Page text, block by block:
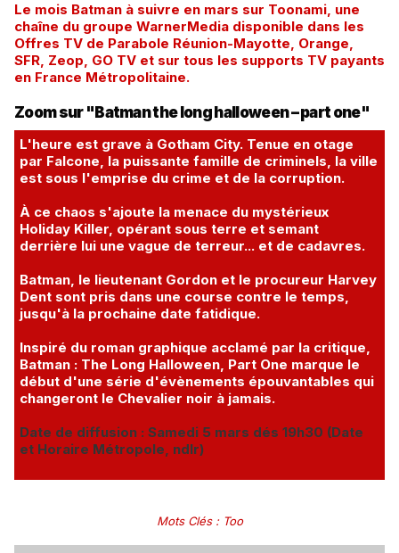
Le mois Batman à suivre en mars sur Toonami, une
chaîne du groupe WarnerMedia disponible dans les
Offres TV de Parabole Réunion-Mayotte, Orange,
SFR, Zeop, GO TV et sur tous les supports TV payants
en France Métropolitaine.
Zoom sur "Batman the long halloween – part one"
L'heure est grave à Gotham City. Tenue en otage
par Falcone, la puissante famille de criminels, la ville
est sous l'emprise du crime et de la corruption.
À ce chaos s'ajoute la menace du mystérieux
Holiday Killer, opérant sous terre et semant
derrière lui une vague de terreur... et de cadavres.
Batman, le lieutenant Gordon et le procureur Harvey
Dent sont pris dans une course contre le temps,
jusqu'à la prochaine date fatidique.
Inspiré du roman graphique acclamé par la critique,
Batman : The Long Halloween, Part One marque le
début d'une série d'évènements épouvantables qui
changeront le Chevalier noir à jamais.
Date de diffusion : Samedi 5 mars dés 19h30 (Date
et Horaire Métropole, ndlr)
Mots Clés: Too